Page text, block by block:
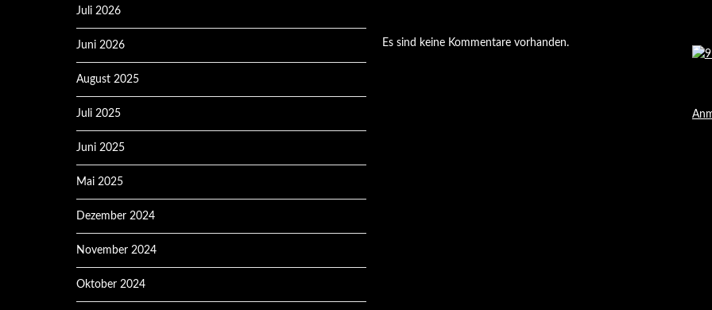
Juli 2026
Juni 2026
August 2025
Juli 2025
Juni 2025
Mai 2025
Dezember 2024
November 2024
Oktober 2024
Es sind keine Kommentare vorhanden.